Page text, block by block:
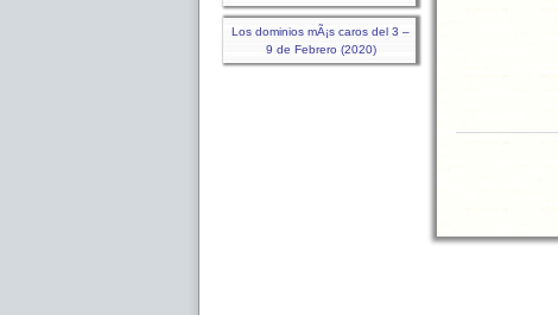
Los dominios mÃ¡s caros del 3 –
9 de Febrero (2020)